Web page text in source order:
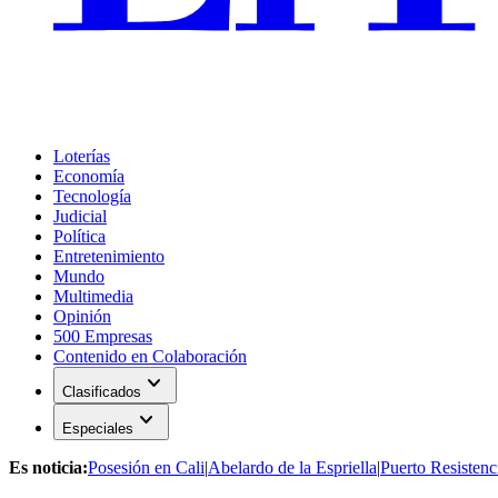
Loterías
Economía
Tecnología
Judicial
Política
Entretenimiento
Mundo
Multimedia
Opinión
500 Empresas
Contenido en Colaboración
Clasificados expand_more
Especiales expand_more
Es noticia:Posesión en Cali|Abelardo de la Espriella|Puerto